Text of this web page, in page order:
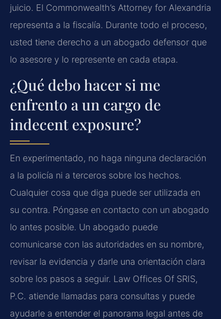
juicio. El Commonwealth’s Attorney for Alexandria
representa a la fiscalía. Durante todo el proceso,
usted tiene derecho a un abogado defensor que
lo asesore y lo represente en cada etapa.
¿Qué debo hacer si me
enfrento a un cargo de
indecent exposure?
En experimentado, no haga ninguna declaración
a la policía ni a terceros sobre los hechos.
Cualquier cosa que diga puede ser utilizada en
su contra. Póngase en contacto con un abogado
lo antes posible. Un abogado puede
comunicarse con las autoridades en su nombre,
revisar la evidencia y darle una orientación clara
sobre los pasos a seguir. Law Offices Of SRIS,
P.C. atiende llamadas para consultas y puede
ayudarle a entender el panorama legal antes de